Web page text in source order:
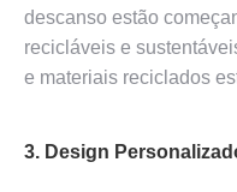
descanso estão
recicláveis e
e materiais reciclados
3. Design